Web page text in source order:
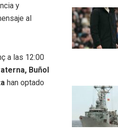
y
al
a las 12:00
Buñol
han optado